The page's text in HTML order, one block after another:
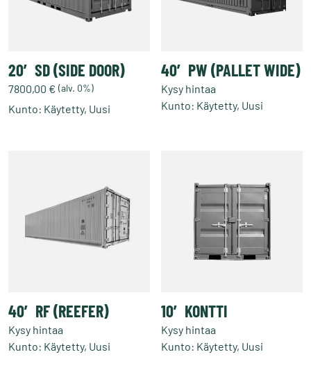
20′ SD (SIDE DOOR)
7800,00 € (alv. 0%)
Kunto: Käytetty, Uusi
valinnat
40′ PW (PALLET WIDE)
Kysy hintaa
Kunto: Käytetty, Uusi
40′ RF (REEFER)
Kysy hintaa
Kunto: Käytetty, Uusi
10′ KONTTI
Kysy hintaa
Kunto: Käytetty, Uusi